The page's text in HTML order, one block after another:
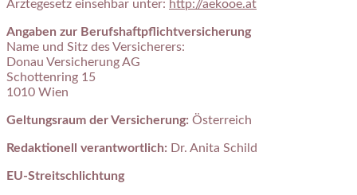
Ärztegesetz einsehbar unter: http://aekooe.at
Angaben zur Berufshaftpflichtversicherung
Name und Sitz des Versicherers:
Donau Versicherung AG
Schottenring 15
1010 Wien
Geltungsraum der Versicherung: Österreich
Redaktionell verantwortlich: Dr. Anita Schild
EU-Streitschlichtung